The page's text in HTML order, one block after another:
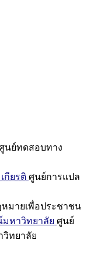
นย์ทดสอบทาง
กียรติ ศูนย์การแปล
มายเพื่อประชาชน
หาวิทยาลัย ศูนย์
ทยาลัย